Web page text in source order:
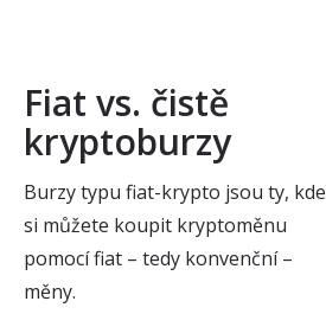
Fiat vs. čistě
kryptoburzy
Burzy typu fiat-krypto jsou ty, kde
si můžete koupit kryptoměnu
pomocí fiat – tedy konvenční –
měny.